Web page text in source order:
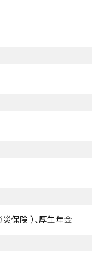
保険 ）、厚生年金